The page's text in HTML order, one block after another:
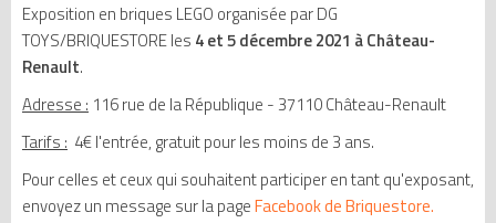
Exposition en briques LEGO organisée par DG
TOYS/BRIQUESTORE les 4 et 5 décembre 2021 à Château-
Renault.
Adresse : 116 rue de la République - 37110 Château-Renault
Tarifs : 4€ l'entrée, gratuit pour les moins de 3 ans.
Pour celles et ceux qui souhaitent participer en tant qu'exposant,
envoyez un message sur la pageFacebook de Briquestore.